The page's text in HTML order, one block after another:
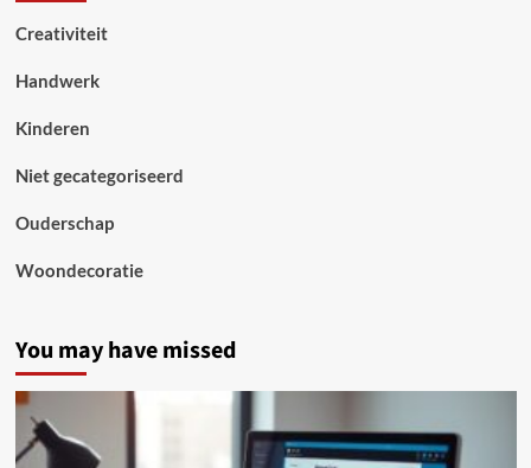
Creativiteit
Handwerk
Kinderen
Niet gecategoriseerd
Ouderschap
Woondecoratie
You may have missed